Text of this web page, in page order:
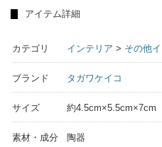
アイテム詳細
カテゴリ インテリア > その他
ブランド タガワケイコ
サイズ 約4.5cm×5.5cm×7cm
素材・成分 陶器